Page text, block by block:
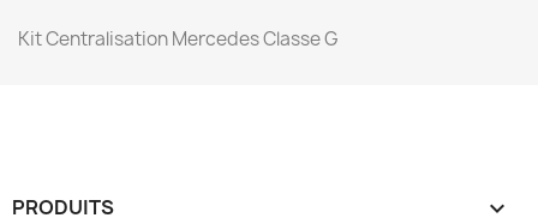
Kit Centralisation Mercedes Classe G
PRODUITS 